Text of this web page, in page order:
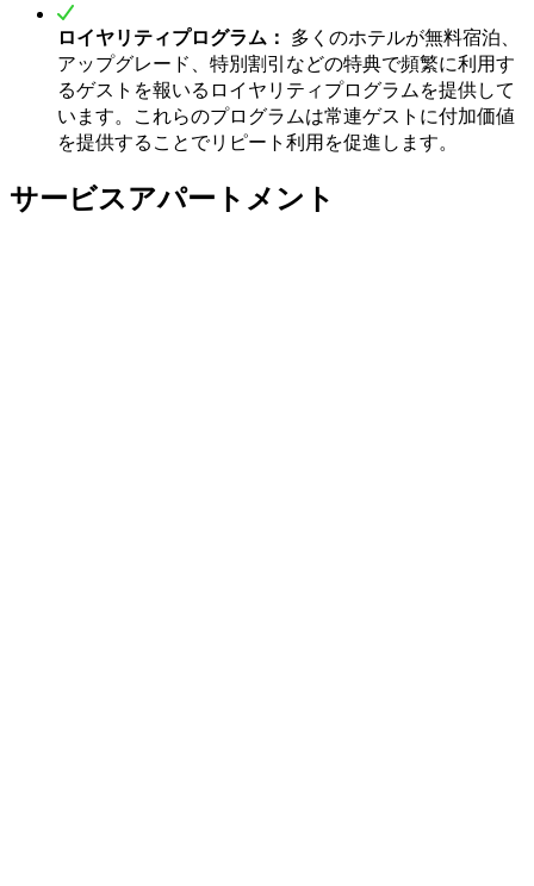
ロイヤリティプログラム： 多くのホテルが無料宿泊、
アップグレード、特別割引などの特典で頻繁に利用す
るゲストを報いるロイヤリティプログラムを提供して
います。これらのプログラムは常連ゲストに付加価値
を提供することでリピート利用を促進します。
サービスアパートメント